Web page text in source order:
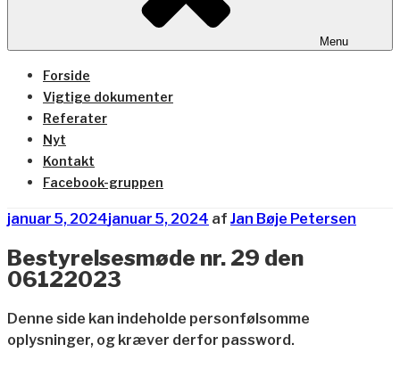
Menu
Forside
Vigtige dokumenter
Referater
Nyt
Kontakt
Facebook-gruppen
Udgivet
januar 5, 2024januar 5, 2024 af Jan Bøje Petersen
Bestyrelsesmøde nr. 29 den
06122023
Denne side kan indeholde personfølsomme
oplysninger, og kræver derfor password.